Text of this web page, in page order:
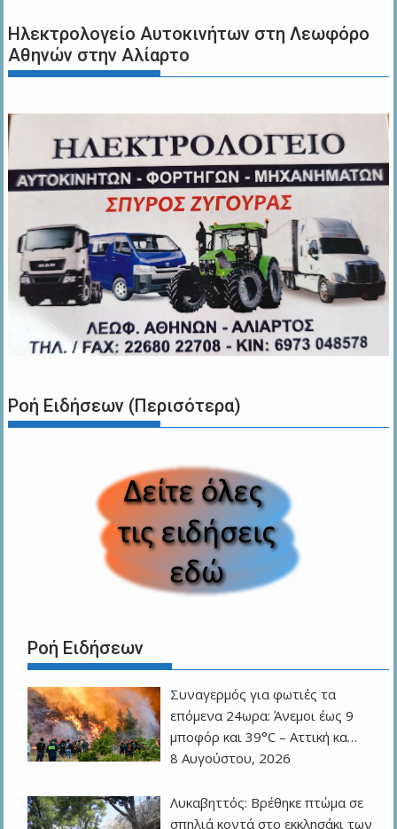
Ηλεκτρολογείο Αυτοκινήτων στη Λεωφόρο
Αθηνών στην Αλίαρτο
Ροή Ειδήσεων (Περισότερα)
Ροή Ειδήσεων
Συναγερμός για φωτιές τα
επόμενα 24ωρα: Άνεμοι έως 9
μποφόρ και 39°C – Αττική κα…
8 Αυγούστου, 2026
Λυκαβηττός: Βρέθηκε πτώμα σε
σπηλιά κοντά στο εκκλησάκι των